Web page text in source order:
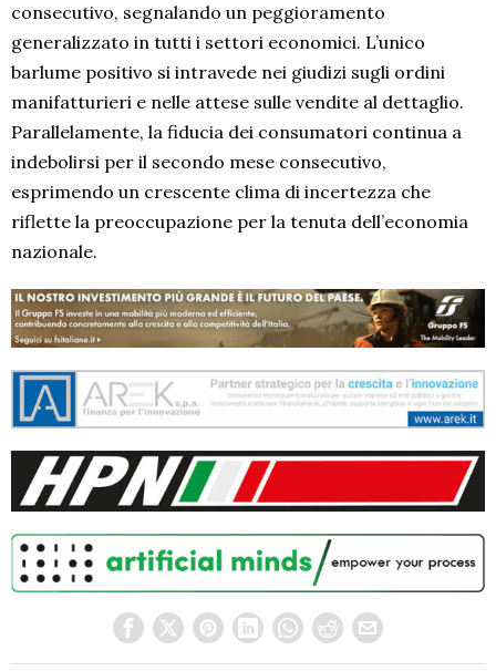
consecutivo, segnalando un peggioramento
generalizzato in tutti i settori economici. L’unico
barlume positivo si intravede nei giudizi sugli ordini
manifatturieri e nelle attese sulle vendite al dettaglio.
Parallelamente, la fiducia dei consumatori continua a
indebolirsi per il secondo mese consecutivo,
esprimendo un crescente clima di incertezza che
riflette la preoccupazione per la tenuta dell’economia
nazionale.